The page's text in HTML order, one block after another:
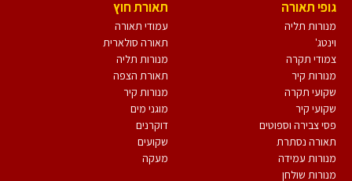
גופי תאורה
מנורות תליה
וינטג'
צמודי תקרה
מנורות קיר
שקועי תקרה
שקועי קיר
פסי צבירה וספוטים
תאורה נסתרת
מנורות עמידה
מנורות שולחן
תאורת חוץ
עמודי תאורה
תאורה סולארית
מנורות תליה
תאורת הצפה
מנורות קיר
מוגני מים
דוקרנים
שקועים
מעקה